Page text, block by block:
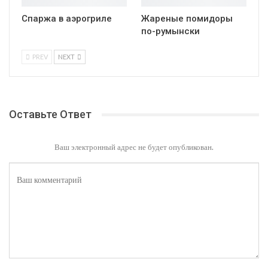
Спаржа в аэрогриле
Жареные помидоры
по-румынски
PREV NEXT
Оставьте Ответ
Ваш электронный адрес не будет опубликован.